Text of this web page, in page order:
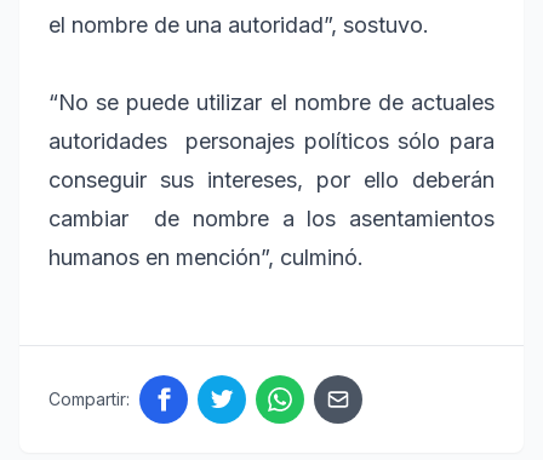
el nombre de una autoridad”, sostuvo.
“No se puede utilizar el nombre de actuales
autoridades personajes políticos sólo para
conseguir sus intereses, por ello deberán
cambiar de nombre a los asentamientos
humanos en mención”, culminó.
Compartir: